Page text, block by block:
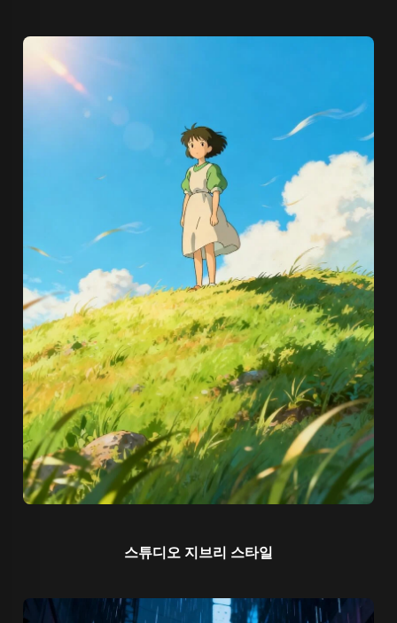
스튜디오 지브리 스타일